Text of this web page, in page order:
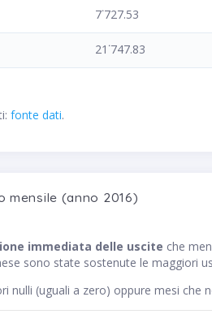
7˙727.53
21˙747.83
fonte dati.
mensile (anno 2016)
immediata delle uscite che
sono state sostenute le maggiori
nulli (uguali a zero) oppure mesi che